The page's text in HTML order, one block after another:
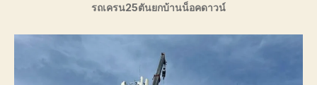
รถเครน25ตันยกบ้านน็อคดาวน์